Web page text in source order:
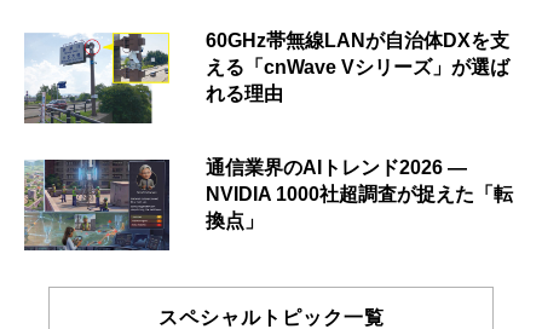
60GHz帯無線LANが自治体DXを支
える「cnWave Vシリーズ」が選ば
れる理由
通信業界のAIトレンド2026 ―
NVIDIA 1000社超調査が捉えた「転
換点」
スペシャルトピック一覧